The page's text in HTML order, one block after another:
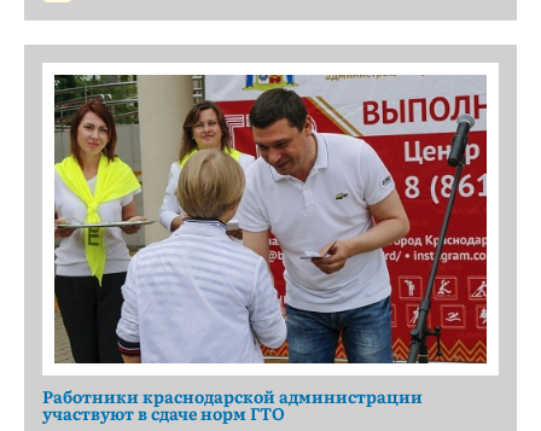
Работники краснодарской администрации
участвуют в сдаче норм ГТО